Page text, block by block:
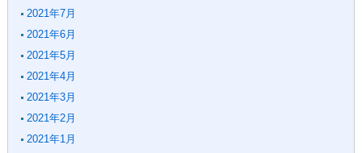
2021年7月
2021年6月
2021年5月
2021年4月
2021年3月
2021年2月
2021年1月